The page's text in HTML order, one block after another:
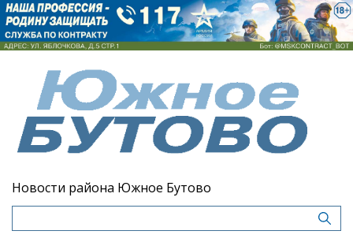
Новости района Южное Бутово